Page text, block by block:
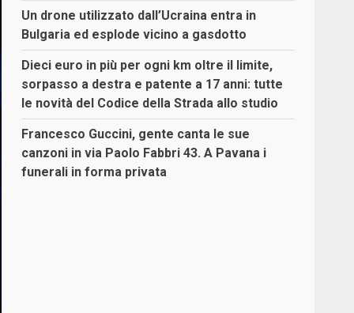
Un drone utilizzato dall’Ucraina entra in
Bulgaria ed esplode vicino a gasdotto
Dieci euro in più per ogni km oltre il limite,
sorpasso a destra e patente a 17 anni: tutte
le novità del Codice della Strada allo studio
Francesco Guccini, gente canta le sue
canzoni in via Paolo Fabbri 43. A Pavana i
funerali in forma privata